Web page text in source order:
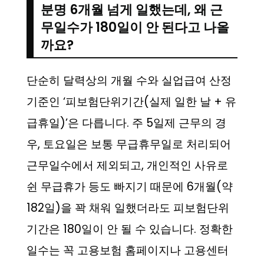
분명 6개월 넘게 일했는데, 왜 근
무일수가 180일이 안 된다고 나올
까요?
단순히 달력상의 개월 수와 실업급여 산정
기준인 ‘피보험단위기간(실제 일한 날 + 유
급휴일)’은 다릅니다. 주 5일제 근무의 경
우, 토요일은 보통 무급휴무일로 처리되어
근무일수에서 제외되고, 개인적인 사유로
쉰 무급휴가 등도 빠지기 때문에 6개월(약
182일)을 꽉 채워 일했더라도 피보험단위
기간은 180일이 안 될 수 있습니다. 정확한
일수는 꼭 고용보험 홈페이지나 고용센터